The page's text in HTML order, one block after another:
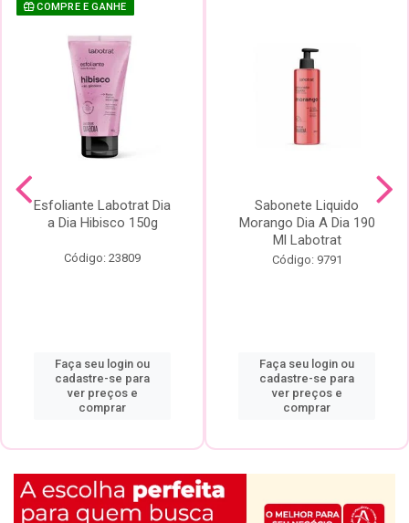
COMPRE E GANHE
Esfoliante Labotrat Dia
a Dia Hibisco 150g
Código: 23809
Faça seu login ou
cadastre-se para
ver preços e
comprar
Sabonete Liquido
Morango Dia A Dia 190
Ml Labotrat
Código: 9791
Faça seu login ou
cadastre-se para
ver preços e
comprar